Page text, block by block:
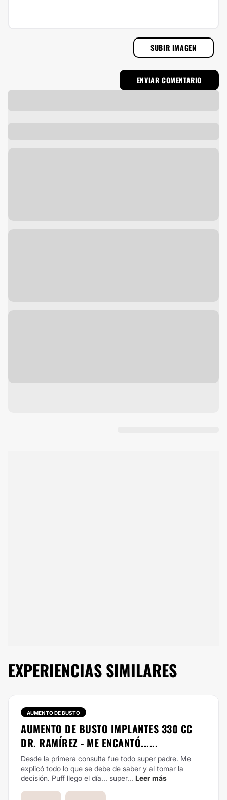
SUBIR IMAGEN
EXPERIENCIAS SIMILARES
AUMENTO DE BUSTO
AUMENTO DE BUSTO IMPLANTES 330 CC
DR. RAMÍREZ - ME ENCANTÓ......
Desde la primera consulta fue todo super padre. Me
explicó todo lo que se debe de saber y al tomar la
decisión. Puff llego el día... super... Leer más